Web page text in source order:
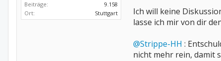
Beiträge:
9.158
Ort:
Stuttgart
Ich will keine
lasse ich mir von dir
@Strippe-HH :
nicht mehr rein, damit